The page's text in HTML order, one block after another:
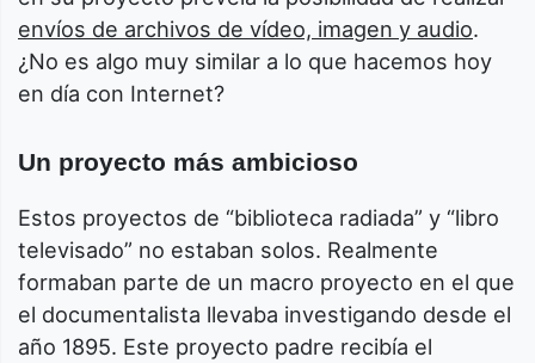
envíos de archivos de vídeo, imagen y audio.
¿No es algo muy similar a lo que hacemos hoy
en día con Internet?
Un proyecto más ambicioso
Estos proyectos de “biblioteca radiada” y “libro
televisado” no estaban solos. Realmente
formaban parte de un macro proyecto en el que
el documentalista llevaba investigando desde el
año 1895. Este proyecto padre recibía el